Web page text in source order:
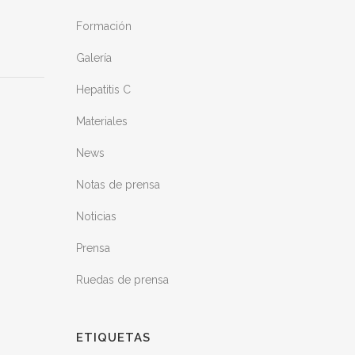
Formación
Galería
Hepatitis C
Materiales
News
Notas de prensa
Noticias
Prensa
Ruedas de prensa
ETIQUETAS